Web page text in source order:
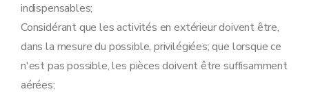
indispensables;
Considérant que les activités en extérieur doivent être,
dans la mesure du possible, privilégiées; que lorsque ce
n'est pas possible, les pièces doivent être suffisamment
aérées;